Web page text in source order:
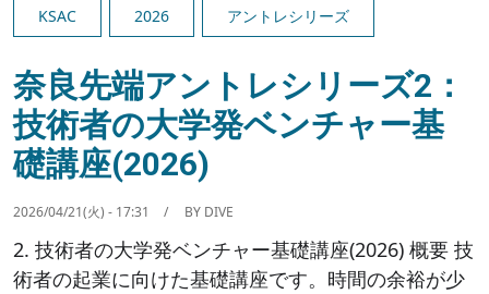
KSAC 2026 アントレシリーズ
奈良先端アントレシリーズ2：
技術者の大学発ベンチャー基
礎講座(2026)
2026/04/21(火) - 17:31 BY DIVE
2. 技術者の大学発ベンチャー基礎講座(2026) 概要 技
術者の起業に向けた基礎講座です。時間の余裕が少